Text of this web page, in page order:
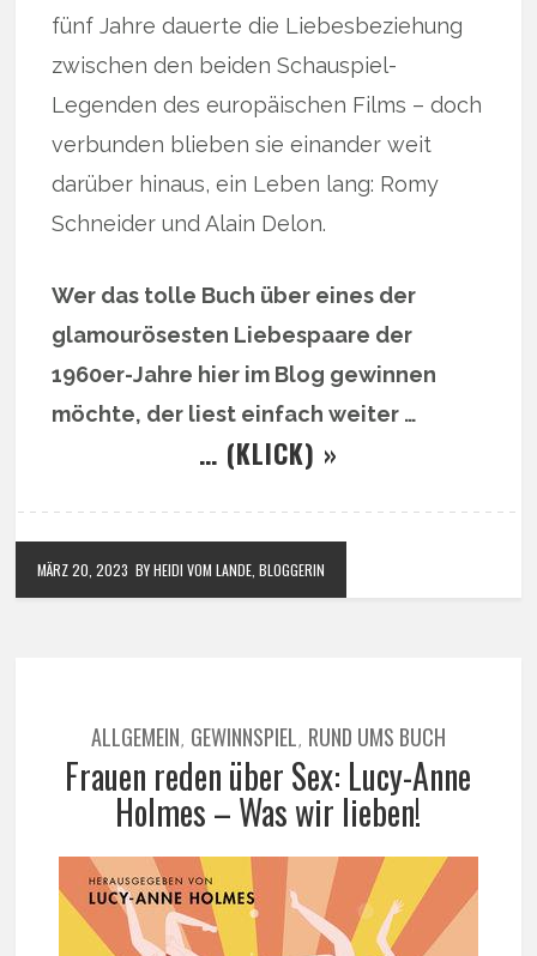
fünf Jahre dauerte die Liebesbeziehung
zwischen den beiden Schauspiel-
Legenden des europäischen Films – doch
verbunden blieben sie einander weit
darüber hinaus, ein Leben lang: Romy
Schneider und Alain Delon.
Wer das tolle Buch über eines der
glamourösesten Liebespaare der
1960er-Jahre hier im Blog gewinnen
möchte, der liest einfach weiter …
… (KLICK) »
MÄRZ 20, 2023 BY HEIDI VOM LANDE, BLOGGERIN
ALLGEMEIN, GEWINNSPIEL, RUND UMS BUCH
Frauen reden über Sex: Lucy-Anne
Holmes – Was wir lieben!